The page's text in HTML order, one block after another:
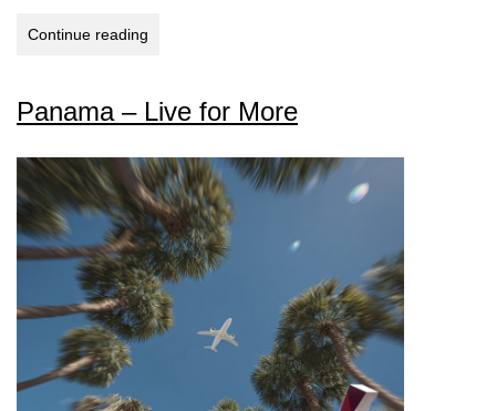
Continue reading
for
Panama – Live for More